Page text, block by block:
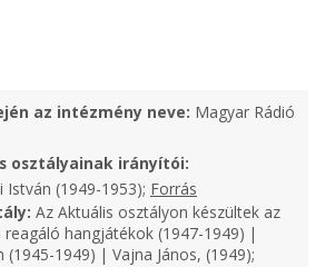
az intézmény neve: Magyar Rádió
osztályainak irányítói:
István (1949-1953); Forrás
Az Aktuális osztályon készültek az
hangjátékok (1947-1949) |
(1945-1949) | Vajna János, (1949);